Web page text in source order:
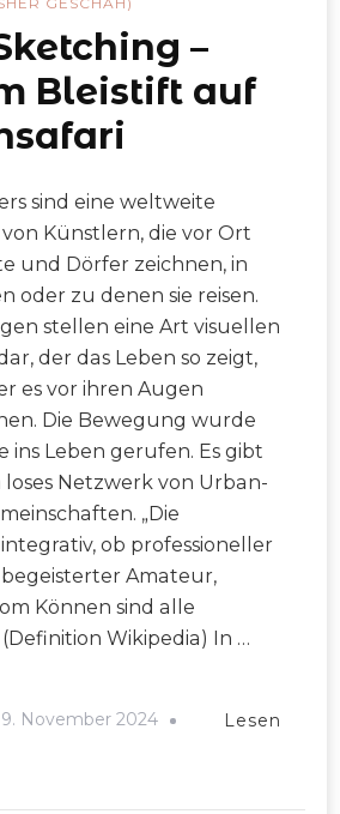
–
Bleistift auf
sind eine weltweite
Künstlern, die vor Ort
und Dörfer zeichnen, in
oder zu denen sie reisen.
stellen eine Art visuellen
der das Leben so zeigt,
es vor ihren Augen
Die Bewegung wurde
ins Leben gerufen. Es gibt
loses Netzwerk von Urban-
„Die
ob professioneller
Amateur,
Können sind alle
Wikipedia) In …
November 2024 Lesen